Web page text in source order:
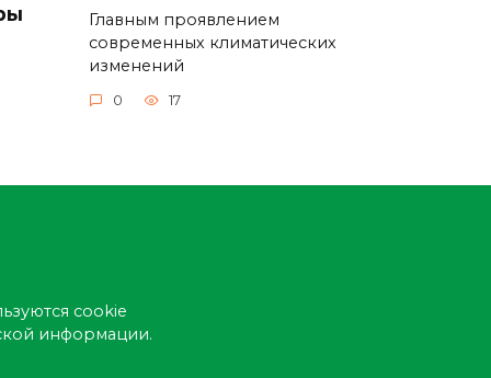
Главным проявлением
современных климатических
изменений
0 17
cookie
информации.